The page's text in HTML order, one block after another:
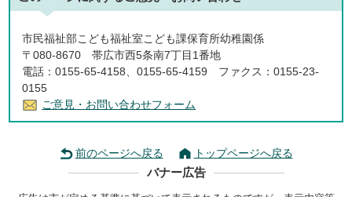
市民福祉部こども福祉室こども課保育所幼稚園係
〒080-8670 帯広市西5条南7丁目1番地
電話：0155-65-4158、0155-65-4159 ファクス：0155-23-
0155
ご意見・お問い合わせフォーム
前のページへ戻る トップページへ戻る
バナー広告